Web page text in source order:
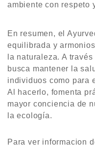
ambiente con respeto
En resumen, el
equilibrada y
la naturaleza. A
busca mantener la
individuos como para
Al hacerlo, fomenta
mayor conciencia de
la ecología.
Para ver informacion